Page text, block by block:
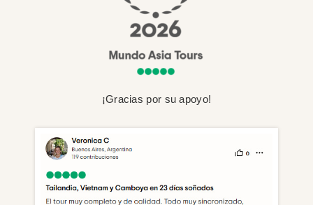
¡Gracias por su apoyo!